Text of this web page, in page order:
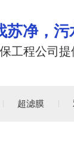
苏净，污
工程公司
超滤膜